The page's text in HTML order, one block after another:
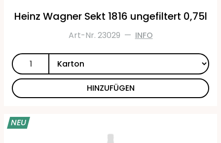
Heinz Wagner Sekt 1816 ungefiltert 0,75l
Art-Nr. 23029 — INFO
HINZUFÜGEN
NEU